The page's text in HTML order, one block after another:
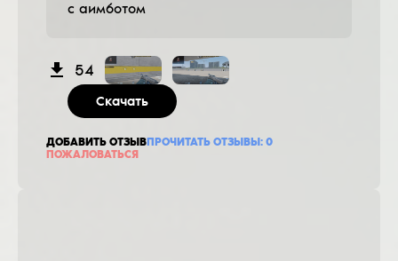
с аимботом
54
Скачать
ДОБАВИТЬ ОТЗЫВПРОЧИТАТЬ ОТЗЫВЫ: 0
ПОЖАЛОВАТЬСЯ